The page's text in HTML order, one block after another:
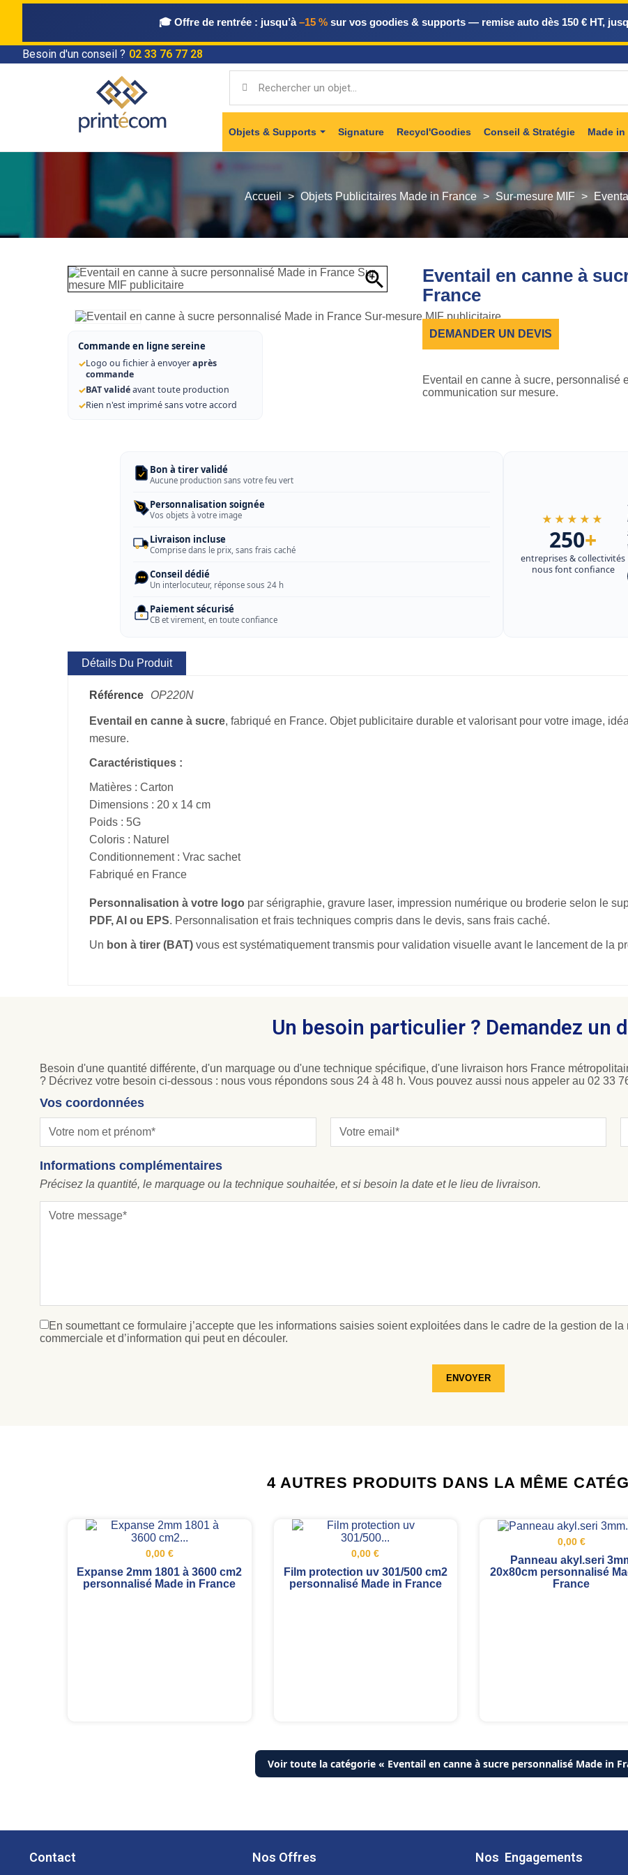
🎓 Offre de rentrée : jusqu’à–15 % sur vos goodies & supports — remise auto dès 150 € HT,
Besoin d'un conseil ? 02 33 76 77 28
Objets & Supports Signature Recycl'Goodies Conseil & Stratégie Made in
Accueil Objets Publicitaires Made in France Sur-mesure MIF

Commande en ligne sereine
✓Logo ou fichier à envoyeraprès
commande
✓BAT validéavant toute production
✓Rien n'est imprimé sans votre accord
Eventail en canne à
France
DEMANDER UN DEVIS
Eventail en canne à sucre, personnalisé
communication sur mesure.
Bon à tirer validé
Aucune production sans votre feu vert
Personnalisation soignée
Vos objets à votre image
Livraison incluse
Comprise dans le prix, sans frais caché
Conseil dédié
Un interlocuteur, réponse sous 24 h
Paiement sécurisé
CB et virement, en toute confiance
★★★★★
250+
entreprises & collectivités
nous font confiance
Détails Du Produit
Référence OP220N
Eventail en canne à sucre, fabriqué en France. Objet publicitaire durable et valorisant pour votre image,
mesure.
Caractéristiques :
Matières : Carton
Dimensions : 20 x 14 cm
Poids : 5G
Coloris : Naturel
Conditionnement : Vrac sachet
Fabriqué en France
Personnalisation à votre logo par sérigraphie, gravure laser, impression numérique ou broderie selon le
PDF, AI ou EPS. Personnalisation et frais techniques compris dans le devis, sans frais caché.
Un bon à tirer (BAT) vous est systématiquement transmis pour validation visuelle avant le lancement de la
Un besoin particulier ? Demandez un
Besoin d'une quantité différente, d'un marquage ou d'une technique spécifique, d'une livraison hors France
? Décrivez votre besoin ci-dessous : nous vous répondons sous 24 à 48 h. Vous pouvez aussi nous appeler au 02 33
Vos coordonnées
Informations complémentaires
Précisez la quantité, le marquage ou la technique souhaitée, et si besoin la date et le lieu de livraison.
En soumettant ce formulaire j’accepte que les informations saisies soient exploitées dans le cadre de la gestion de
commerciale et d’information qui peut en découler.
ENVOYER
4 AUTRES PRODUITS DANS LA MÊME
0,00 €
Expanse 2mm 1801 à 3600 cm2
personnalisé Made in France
0,00 €
Film protection uv 301/500 cm2
personnalisé Made in France
0,00 €
Panneau akyl.seri
20x80cm personnalisé
France
Voir toute la catégorie « Eventail en canne à sucre personnalisé Made in
Contact Nos Offres Nos Engagements